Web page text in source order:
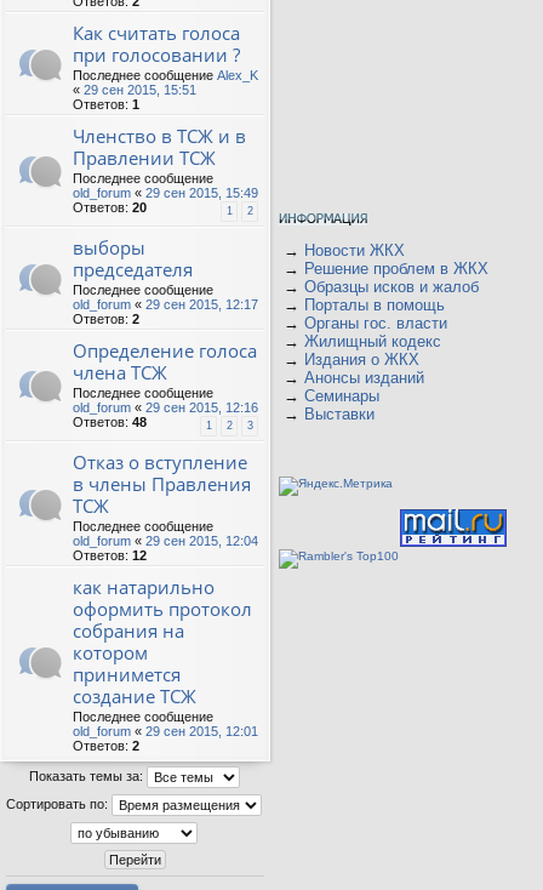
Как считать голоса
при голосовании ?
Последнее сообщение Alex_K
« 29 сен 2015, 15:51
Ответов: 1
Членство в ТСЖ и в
Правлении ТСЖ
Последнее сообщение
old_forum « 29 сен 2015, 15:49
Ответов: 20 1 2
выборы
председателя
Последнее сообщение
old_forum « 29 сен 2015, 12:17
Ответов: 2
Определение голоса
члена ТСЖ
Последнее сообщение
old_forum « 29 сен 2015, 12:16
Ответов: 48 1 2 3
Отказ о вступление
в члены Правления
ТСЖ
Последнее сообщение
old_forum « 29 сен 2015, 12:04
Ответов: 12
как натарильно
оформить протокол
собрания на
котором
принимется
создание ТСЖ
Последнее сообщение
old_forum « 29 сен 2015, 12:01
Ответов: 2
Показать темы за:
Сортировать по:
→ Новости ЖКХ
→ Решение проблем в ЖКХ
→ Образцы исков и жалоб
→ Порталы в помощь
→ Органы гос. власти
→ Жилищный кодекс
→ Издания о ЖКХ
→ Анонсы изданий
→ Семинары
→ Выставки